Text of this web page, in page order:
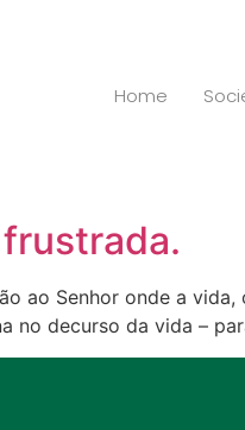
Home
ao Senhor onde a
no decurso da vida –